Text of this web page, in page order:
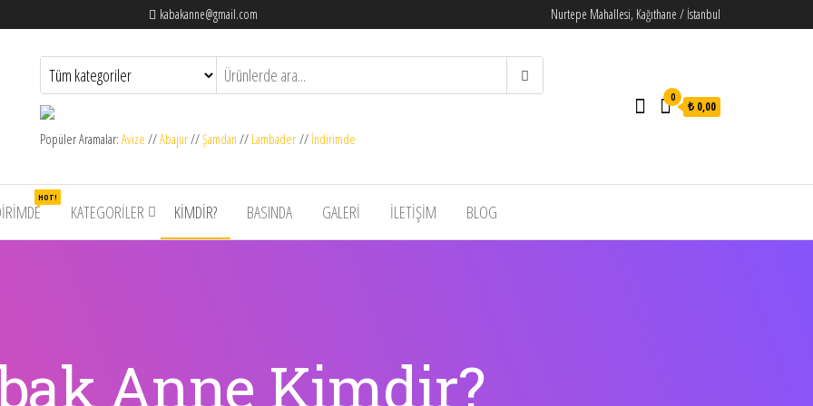
kabakanne@gmail.com Nurtepe Mahallesi, Kağıthane / İstanbul
Popüler Aramalar: Avize //Abajur//Şamdan // Lambader // İndirimde
0
₺ 0,00
HOT!
KATEGORİLER KIMDIR? BASINDA GALERİ İLETİŞİM BLOG
Anne Kimdir?